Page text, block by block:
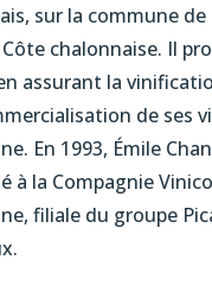
sur la commune
Côte chalonnaise. Il
assurant la
de ses
En 1993, Émile
à la Compagnie
filiale du groupe